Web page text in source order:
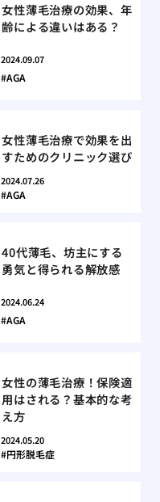
女性薄毛治療の効果、年
齢による違いはある？
2024.09.07
AGA
女性薄毛治療で効果を出
すためのクリニック選び
2024.07.26
AGA
40代薄毛、坊主にする
勇気と得られる解放感
2024.06.24
AGA
女性の薄毛治療！保険適
用はされる？基本的な考
え方
2024.05.20
円形脱毛症